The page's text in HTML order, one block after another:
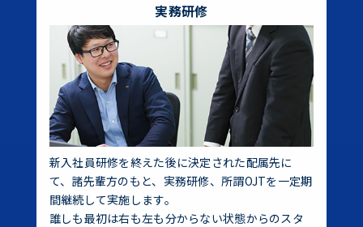
実務研修
新入社員研修を終えた後に決定された配属先に
て、諸先輩方のもと、実務研修、所謂OJTを一定期
間継続して実施します。
誰しも最初は右も左も分からない状態からのスタ